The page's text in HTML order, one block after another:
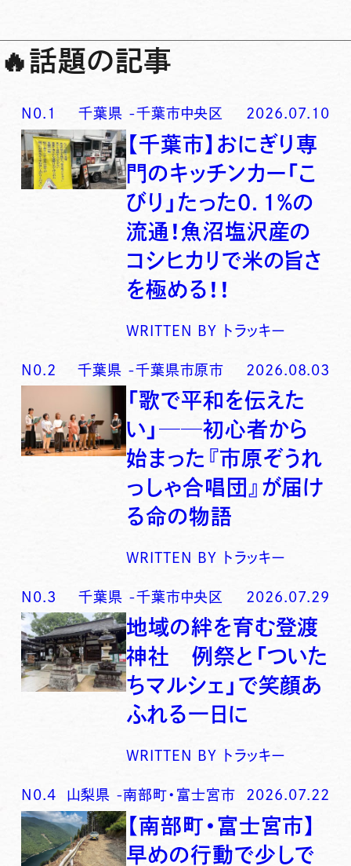
🔥話題の記事
N0. 1 千葉県 -千葉市中央区 2026.07.10
【千葉市】おにぎり専
門のキッチンカー「こ
びり」たった0．1％の
流通！魚沼塩沢産の
コシヒカリで米の旨さ
を極める！！
WRITTEN BY トラッキー
N0. 2 千葉県 -千葉県市原市 2026.08.03
「歌で平和を伝えた
い」──初心者から
始まった『市原ぞうれ
っしゃ合唱団』が届け
る命の物語
WRITTEN BY トラッキー
N0. 3 千葉県 -千葉市中央区 2026.07.29
地域の絆を育む登渡
神社 例祭と「ついた
ちマルシェ」で笑顔あ
ふれる一日に
WRITTEN BY トラッキー
N0.4 山梨県 -南部町・富士宮市 2026.07.22
【南部町・富士宮市】
早めの行動で少しで